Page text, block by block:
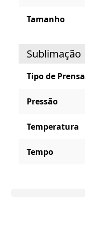
Tamanho
Sublimação
Tipo de Prensa
Pressão
Temperatura
Tempo